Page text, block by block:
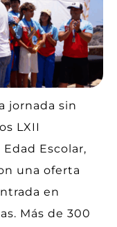
jornada sin
LXII
Escolar,
una oferta
en
Más de 300